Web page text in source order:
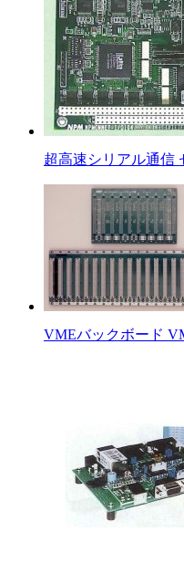
超高速シリアル通信
VMEバックボード